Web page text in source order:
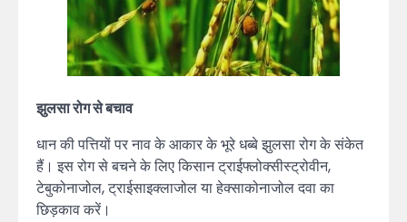
झुलसा रोग से बचाव
धान की पत्तियों पर नाव के आकार के भूरे धब्बे झुलसा रोग के संकेत
हैं। इस रोग से बचने के लिए किसान ट्राईफ्लोक्सीस्ट्रोवीन,
टेबुकोनाजोल, ट्राईसाइक्लाजोल या हेक्साकोनाजोल दवा का
छिड़काव करें।